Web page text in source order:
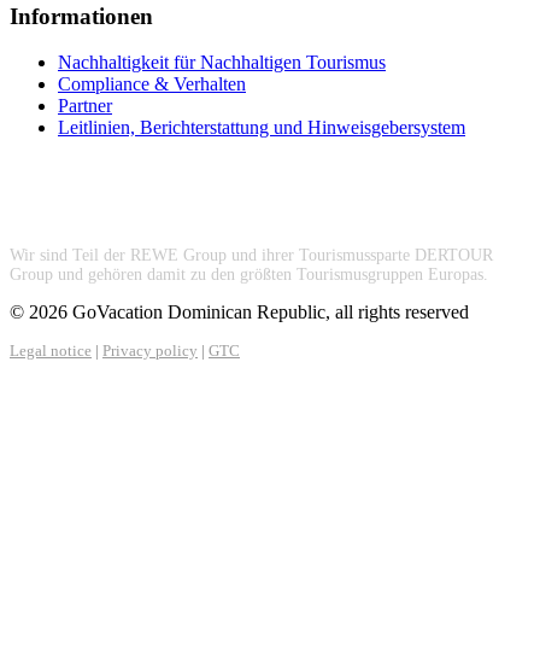
Informationen
Nachhaltigkeit für Nachhaltigen Tourismus
Compliance & Verhalten
Partner
Leitlinien, Berichterstattung und Hinweisgebersystem
Wir sind Teil der REWE Group und ihrer Tourismussparte DERTOUR
Group und gehören damit zu den größten Tourismusgruppen Europas.
© 2026 GoVacation Dominican Republic, all rights reserved
Legal notice | Privacy policy | GTC